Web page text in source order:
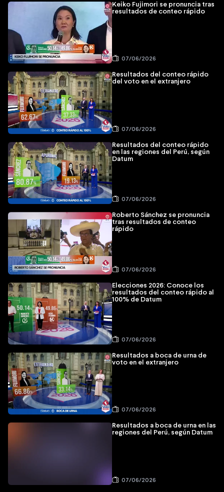
Keiko Fujimori se pronuncia tras
resultados de conteo rápido
07/06/2026
Resultados del conteo rápido
del voto en el extranjero
07/06/2026
Resultados del conteo rápido
en las regiones del Perú, según
Datum
07/06/2026
Roberto Sánchez se pronuncia
tras resultados de conteo
rápido
07/06/2026
Elecciones 2026: Conoce los
resultados del conteo rápido al
100% de Datum
07/06/2026
Resultados a boca de urna de
voto en el extranjero
07/06/2026
Resultados a boca de urna en las
regiones del Perú, según Datum
07/06/2026